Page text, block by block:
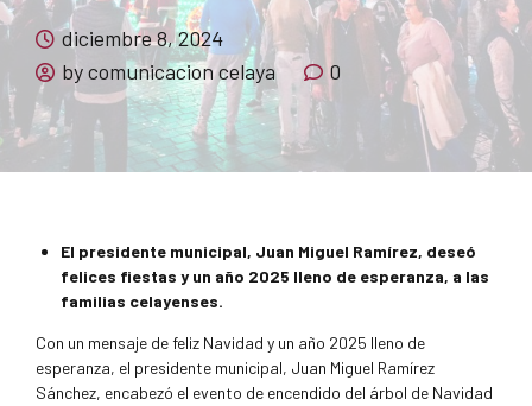
diciembre 8, 2024
by comunicacion celaya
0
El presidente municipal, Juan Miguel Ramírez, deseó
felices fiestas y un año 2025 lleno de esperanza, a las
familias celayenses.
Con un mensaje de feliz Navidad y un año 2025 lleno de
esperanza, el presidente municipal, Juan Miguel Ramírez
Sánchez, encabezó el evento de encendido del árbol de Navidad